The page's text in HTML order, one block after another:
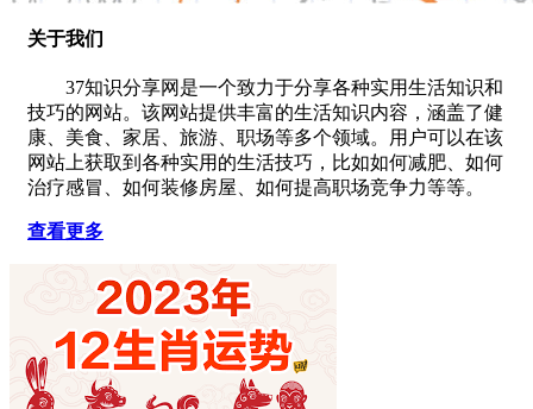
关于我们
37知识分享网是一个致力于分享各种实用生活知识和
技巧的网站。该网站提供丰富的生活知识内容，涵盖了健
康、美食、家居、旅游、职场等多个领域。用户可以在该
网站上获取到各种实用的生活技巧，比如如何减肥、如何
治疗感冒、如何装修房屋、如何提高职场竞争力等等。
查看更多